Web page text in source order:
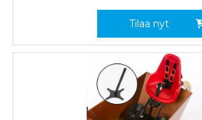
Tilaa nyt